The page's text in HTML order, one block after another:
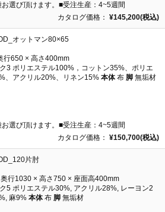
選び頂けます。■受注生産：4~5週間
カタログ価格： ¥145,200(税込)
オットマン80×65
行650 × 高さ400mm
3 ポリエステル100%，コットン35%、ポリエ
、アクリル20%、リネン15% 本体布 脚 無垢材
選び頂けます。■受注生産：4~5週間
カタログ価格： ¥150,700(税込)
片肘
行1030 × 高さ750 × 座面高400mm
5 ポリエステル30%, アクリル28%, レーヨン2
麻9% 本体布 脚 無垢材